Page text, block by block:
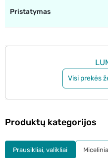
Pristatymas
Visi prekės
Produktų kategorijos
Prausikliai, valikliai